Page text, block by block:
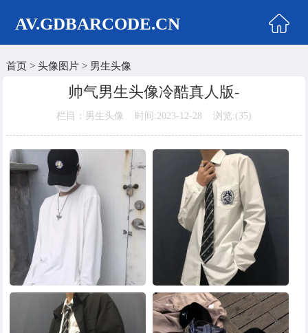
AV.GDBARCODE.CN
首页
女生头像
美女头像
男生头像
明星头像
卡通动漫
黑白头像
首页> 头像图片> 男生头像
帅气男生头像冷酷真人版-
栏目：男生头像 时间:2023-12-28 浏览:(35)